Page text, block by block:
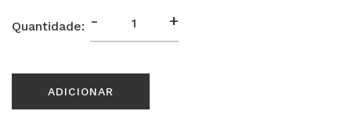
Quantidade: - +
ADICIONAR